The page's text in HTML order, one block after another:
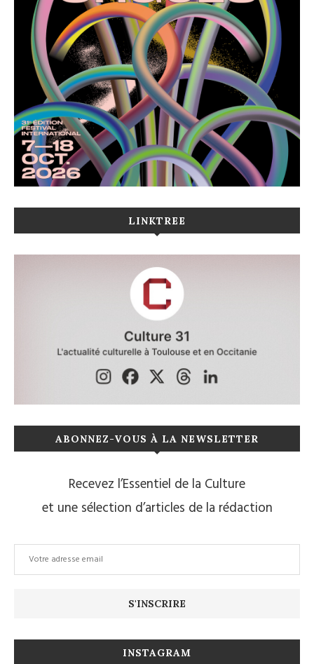
LINKTREE
ABONNEZ-VOUS À LA NEWSLETTER
Recevez l’Essentiel de la Culture
et une sélection d’articles de la rédaction
INSTAGRAM